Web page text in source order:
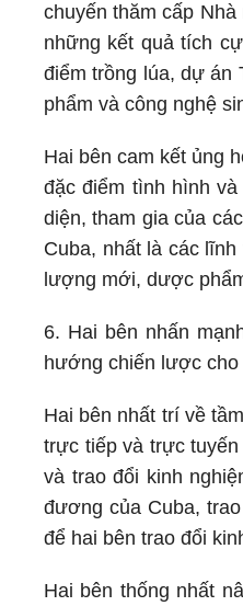
chuyến thăm cấp
những kết quả tích
điểm trồng lúa, dự án
phẩm và công nghệ
Hai bên cam kết ủng
đặc điểm tình hình
diện, tham gia của
Cuba, nhất là các
lượng mới, dược
6. Hai bên nhấn
hướng chiến lược
Hai bên nhất trí về
trực tiếp và trực
và trao đổi kinh
đương của Cuba,
để hai bên trao đổi
Hai bên thống nhất